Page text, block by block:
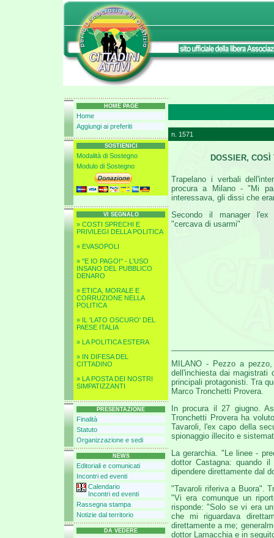
HOME PAGE
Home
Aggiungi ai preferiti
SOSTIENICI
Modalità di Sostegno
Modulo di Sostegno
VI SEGNALO
» COSTI SPRECHI E
PRIVILEGI DELLA POLITICA
» EVASOPOLI
» ''E IO PAGO!'' - L'USO
INSANO DEL PUBBLICO
DENARO
» ETICA, MORALE E
CORRUZIONE NELLA
POLITICA
» IL 'LATO OSCURO' DEL
PAESE ITALIA
» LA POLITICA ESTERA
» IN DIFESA DEL
CITTADINO
» LA POSTA DEI NOSTRI
SIMPATIZZANTI
PRESENTAZIONE
Finalità
Statuto
Organizzazione e sedi
NEWS
Editoriali e comunicati
Incontri ed eventi
Calendario
Incontri ed eventi
Rassegna stampa
Notizie dal territorio
DA VEDERE
n. 1571
DOSSIER, COSÌ
Trapelano i verbali
procura a Milano - "Mi
interessava, gli dissi che
Secondo il manager l'ex
"cercava di usarmi"
MILANO - Pezzo a
dell'inchiesta dai magistrati
principali protagonisti. Tra
Marco Tronchetti Provera.
In procura il 27 giugno.
Tronchetti Provera ha
Tavaroli, l'ex capo della
spionaggio illecito e
La gerarchia. "Le linee -
dottor Castagna: quando
dipendere direttamente dal
"Tavaroli riferiva a Buora".
"Vi era comunque un
risponde: "Solo se vi era
che mi riguardava
direttamente a me;
dottor Lamacchia e in